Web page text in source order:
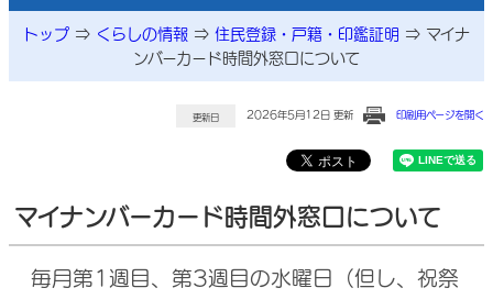
トップ ⇒ くらしの情報 ⇒ 住民登録・戸籍・印鑑証明 ⇒ マイナ
ンバーカード時間外窓口について
更新日 2026年5月12日 更新 印刷用ページを開く
マイナンバーカード時間外窓口について
毎月第1週目、第3週目の水曜日（但し、祝祭